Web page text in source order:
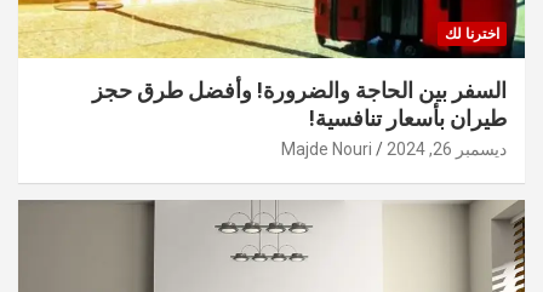
اخترنا لك
السفر بين الحاجة والضرورة! وأفضل طرق حجز
طيران بأسعار تنافسية!
ديسمبر 26, 2024 Majde Nouri